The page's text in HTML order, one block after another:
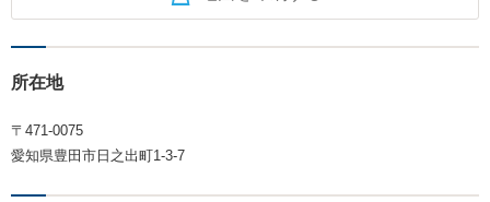
所在地
〒471-0075
愛知県豊田市日之出町1-3-7